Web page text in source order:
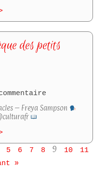
des petits
– Freya Sampson
5 6 7 8 9 10
11
»